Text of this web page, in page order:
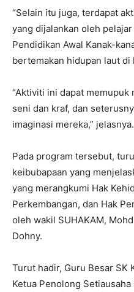
“Selain itu juga, terdapat
yang dijalankan oleh
Pendidikan Awal Kanak-
bertemakan hidupan laut di
“Aktiviti ini dapat memupuk
seni dan kraf, dan
imaginasi mereka,” jelasnya.
Pada program tersebut,
keibubapaan yang
yang merangkumi Hak
Perkembangan, dan Hak
oleh wakil SUHAKAM,
Dohny.
Turut hadir, Guru Besar SK
Ketua Penolong